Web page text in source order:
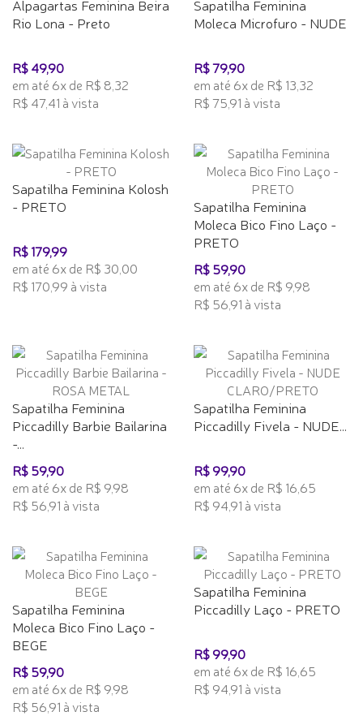
Alpagartas Feminina Beira
Rio Lona - Preto
R$ 49,90
em até 6x de R$ 8,32
R$ 47,41 à vista
Sapatilha Feminina
Moleca Microfuro - NUDE
R$ 79,90
em até 6x de R$ 13,32
R$ 75,91 à vista
Sapatilha Feminina Kolosh
- PRETO
R$ 179,99
em até 6x de R$ 30,00
R$ 170,99 à vista
Sapatilha Feminina
Moleca Bico Fino Laço -
PRETO
R$ 59,90
em até 6x de R$ 9,98
R$ 56,91 à vista
Sapatilha Feminina
Piccadilly Barbie Bailarina
-...
R$ 59,90
em até 6x de R$ 9,98
R$ 56,91 à vista
Sapatilha Feminina
Piccadilly Fivela - NUDE...
R$ 99,90
em até 6x de R$ 16,65
R$ 94,91 à vista
Sapatilha Feminina
Moleca Bico Fino Laço -
BEGE
R$ 59,90
em até 6x de R$ 9,98
R$ 56,91 à vista
Sapatilha Feminina
Piccadilly Laço - PRETO
R$ 99,90
em até 6x de R$ 16,65
R$ 94,91 à vista